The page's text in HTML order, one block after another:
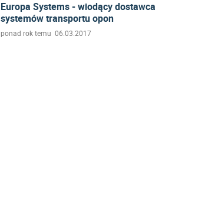
Europa Systems - wiodący dostawca
systemów transportu opon
ponad rok temu 06.03.2017